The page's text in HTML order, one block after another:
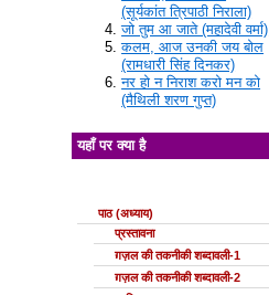
(सूर्यकांत त्रिपाठी निराला)
जो तुम आ जाते (महादेवी वर्मा)
कलम, आज उनकी जय बोल
(रामधारी सिंह दिनकर)
नर हो न निराश करो मन को
(मैथिली शरण गुप्त)
यहाँ पर क्या है
पाठ (अध्याय)
प्रस्तावना
ग़ज़ल की तकनीकी शब्दावली-1
ग़ज़ल की तकनीकी शब्दावली-2